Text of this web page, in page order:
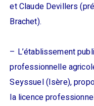
et Claude Devillers
Brachet).
– L’établissement
professionnelle
Seyssuel (Isère),
la licence